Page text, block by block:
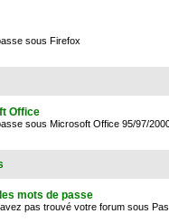
sous Firefox
Office
sous Microsoft Office 95/97/
mots de passe
pas trouvé votre forum sous